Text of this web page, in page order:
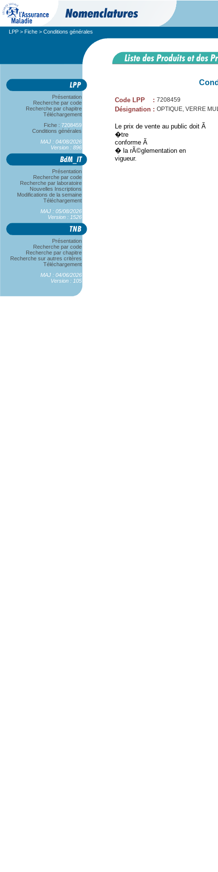
LPP > Fiche > Conditions générales
Présentation
Recherche par code
Recherche par chapitre
Téléchargement
Fiche : 7208459
Conditions générales
MAJ : 04/08/2026
Version : 896
Présentation
Recherche par code
Recherche par laboratoire
Nouvelles Inscriptions
Modifications de la semaine
Téléchargement
MAJ : 05/08/2026
Version : 1526
Présentation
Recherche par code
Recherche par chapitre
Recherche sur autres critères
Téléchargement
MAJ : 04/06/2026
Version : 105
Code LPP : 7208459
Désignation : OPTIQUE, VERRE
Le prix de vente au public doit Ã
�tre
conforme Ã
� la rÃ©glementation en
vigueur.